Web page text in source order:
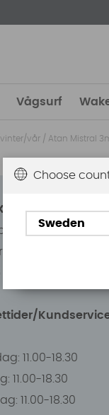
Vågsurf
vår / Atan Mistral
i Stockholm
Sweden AB
väg 8
Kungens Kurva
11.00-18.30
11.00-18.30
11.00-18.30
Choose
Sweden